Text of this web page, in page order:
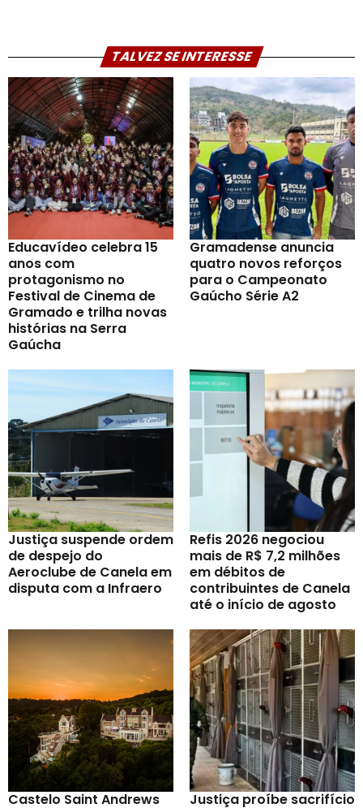
TALVEZ SE INTERESSE
Educavídeo celebra 15
anos com
protagonismo no
Festival de Cinema de
Gramado e trilha novas
histórias na Serra
Gaúcha
Gramadense anuncia
quatro novos reforços
para o Campeonato
Gaúcho Série A2
Justiça suspende ordem
de despejo do
Aeroclube de Canela em
disputa com a Infraero
Refis 2026 negociou
mais de R$ 7,2 milhões
em débitos de
contribuintes de Canela
até o início de agosto
Castelo Saint Andrews
Justiça proíbe sacrifício